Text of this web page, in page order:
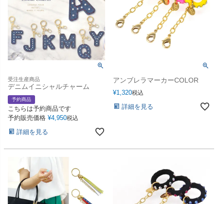
受注生産商品
デニムイニシャルチャーム
予約商品
こちらは予約商品です
予約販売価格 ¥4,950税込
詳細を見る
アンブレラマーカーCOLOR
¥1,320税込
詳細を見る